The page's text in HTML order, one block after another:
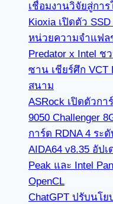
เชื่อมงานวิจัยสู่กา
Kioxia เปิดตัว
หน่วยความจำแฟล
Predator x Intel
ซาน เชียร์ศึก VCT
สนาม
ASRock เปิดตัวกา
9050 Challenger
การ์ด RDNA 4 ระ
AIDA64 v8.35 อัป
Peak และ Intel
OpenCL
ChatGPT ปรับนโ